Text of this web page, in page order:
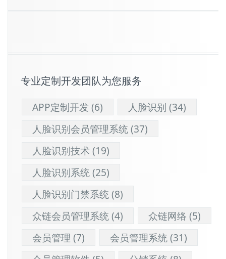
专业定制开发团队为您服务
APP定制开发 (6) 人脸识别 (34)
人脸识别会员管理系统(37)
人脸识别技术(19)
人脸识别系统(25)
人脸识别门禁系统(8)
众链会员管理系统(4) 众链网络 (5)
会员管理 (7) 会员管理系统(31)